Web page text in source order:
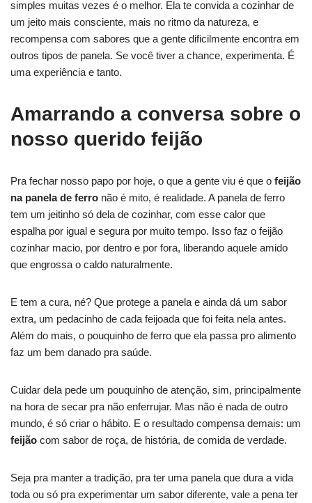
simples muitas vezes é o melhor. Ela te convida a cozinhar de
um jeito mais consciente, mais no ritmo da natureza, e
recompensa com sabores que a gente dificilmente encontra em
outros tipos de panela. Se você tiver a chance, experimenta. É
uma experiência e tanto.
Amarrando a conversa sobre o
nosso querido feijão
Pra fechar nosso papo por hoje, o que a gente viu é que o feijão
na panela de ferro não é mito, é realidade. A panela de ferro
tem um jeitinho só dela de cozinhar, com esse calor que
espalha por igual e segura por muito tempo. Isso faz o feijão
cozinhar macio, por dentro e por fora, liberando aquele amido
que engrossa o caldo naturalmente.
E tem a cura, né? Que protege a panela e ainda dá um sabor
extra, um pedacinho de cada feijoada que foi feita nela antes.
Além do mais, o pouquinho de ferro que ela passa pro alimento
faz um bem danado pra saúde.
Cuidar dela pede um pouquinho de atenção, sim, principalmente
na hora de secar pra não enferrujar. Mas não é nada de outro
mundo, é só criar o hábito. E o resultado compensa demais: um
feijão com sabor de roça, de história, de comida de verdade.
Seja pra manter a tradição, pra ter uma panela que dura a vida
toda ou só pra experimentar um sabor diferente, vale a pena ter